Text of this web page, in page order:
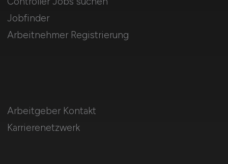
Jobfinder
Arbeitnehmer Registrierung
Arbeitgeber Kontakt
Karrierenetzwerk